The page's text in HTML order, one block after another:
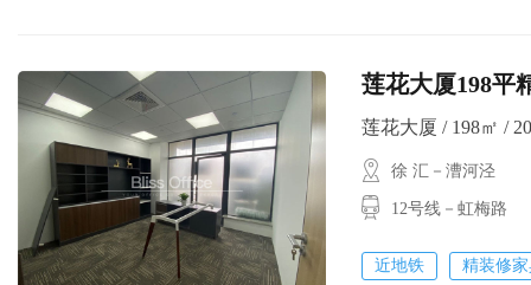
莲花大厦198平
莲花大厦 / 198㎡ / 20
徐 汇－漕河泾
12号线－虹梅路
近地铁 精装修